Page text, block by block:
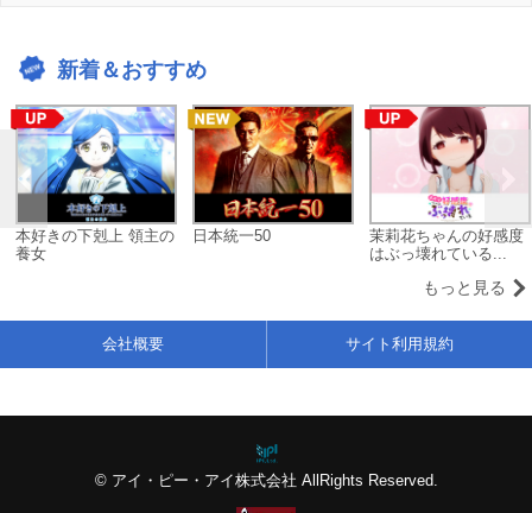
新着＆おすすめ
本好きの下剋上 領主の
養女
日本統一50
茉莉花ちゃんの好感度
はぶっ壊れている...
もっと見る
© アイ・ピー・アイ株式会社 AllRights Reserved.
会社概要 サイト利用規約